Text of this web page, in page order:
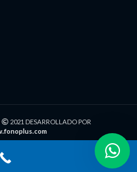
2021 DESARROLLADO POR